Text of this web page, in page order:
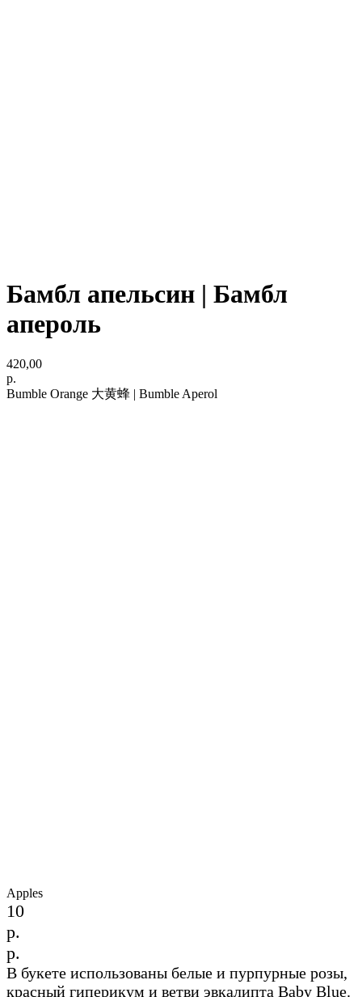
Бамбл апельсин | Бамбл
апероль
420,00
р.
Bumble Orange 大黄蜂 | Bumble Aperol
Apples
10
р.
р.
В букете использованы белые и пурпурные розы,
красный гиперикум и ветви эвкалипта Baby Blue.